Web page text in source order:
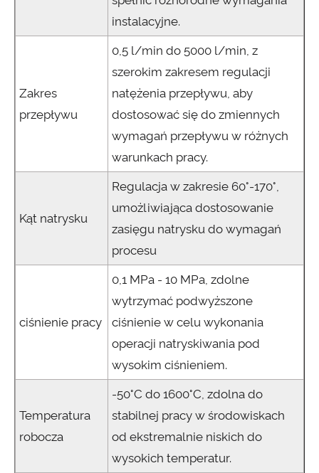
instalacyjne.
Zakres
przepływu
0,5 l/min do 5000 l/min, z
szerokim zakresem regulacji
natężenia przepływu, aby
dostosować się do zmiennych
wymagań przepływu w różnych
warunkach pracy.
Kąt natrysku
Regulacja w zakresie 60°-170°,
umożliwiająca dostosowanie
zasięgu natrysku do wymagań
procesu
ciśnienie pracy
0,1 MPa - 10 MPa, zdolne
wytrzymać podwyższone
ciśnienie w celu wykonania
operacji natryskiwania pod
wysokim ciśnieniem.
Temperatura
robocza
-50°C do 1600°C, zdolna do
stabilnej pracy w środowiskach
od ekstremalnie niskich do
wysokich temperatur.